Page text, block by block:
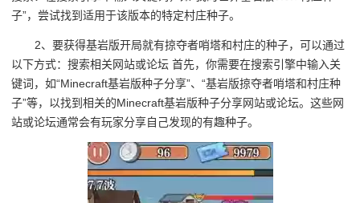
子”，尝试找到适用于该版本的特定村庄种子。
2、要获得基岩版开局就有掠夺者哨塔和村庄的种子，可以通过
以下方式：搜索相关网站或论坛 首先，你需要在搜索引擎中输入关
键词，如“Minecraft基岩版种子分享”、“基岩版掠夺者哨塔和村庄种
子”等，以找到相关的Minecraft基岩版种子分享网站或论坛。这些网
站或论坛通常会有玩家分享自己发现的有趣种子。